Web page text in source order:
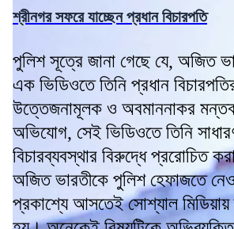
শ্রীনগর সফরে যাচ্ছেন প্রধান বিচারপতি
পুলিশ সূত্রে জানা গেছে যে, অজিত
এক ভিডিওতে তিনি প্রধান
উত্তেজনামূলক ও অবমাননাকর
অভিযোগ, সেই ভিডিওতে তিনি
বিচারব্যবস্থার বিরুদ্ধে প্ররোচিত
অজিত ভারতীকে পুলিশ হেফাজতে
প্রকাশ্যে আসতেই সোশ্যাল মিডিয়ায়